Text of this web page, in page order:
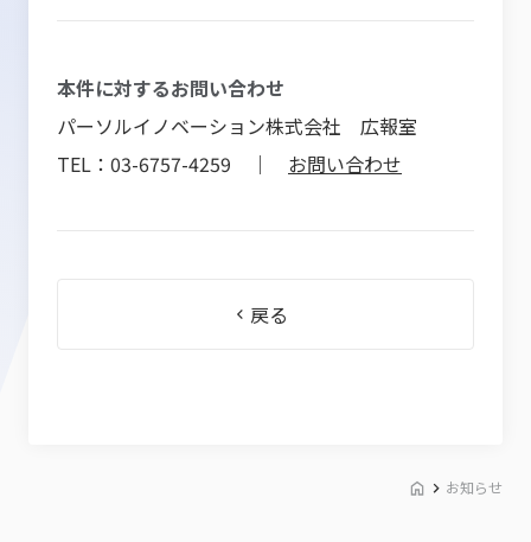
本件に対するお問い合わせ
パーソルイノベーション株式会社 広報室
TEL：03-6757-4259 ｜ お問い合わせ
戻る
お知らせ